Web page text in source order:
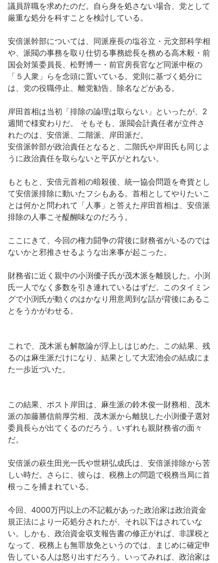
議員辞職を求めたのだ。自ら身を処さない場合、党として
厳重な処分を科すことを検討している。
安倍派幹部については、同派座長の塩谷立・元文部科学相
や、派閥の事務を取り仕切る事務総長を務める高木毅・前
国会対策委員長、松野博一・前官房長官など同派中枢の
「５人衆」らを念頭に置いている。党則に基づく処分に
は、党の役職停止、離党勧告、除名などがある。
岸田首相は当初「排除の論理は取らない」といったが、2
週間で様変わりだ。 そもそも、派閥会計責任者が立件さ
れたのは、安倍派、二階派、岸田派だ。
安倍派幹部が政治責任となると、二階氏や岸田氏も同じよ
うに政治責任を取らないと平仄がとれない。
もともと、安倍元首相の暗殺後、統一協会問題を奇貨とし
て安倍派排除に動いたフシもある。首相としてやりたいこ
とは何かと問われて「人事」と答えた岸田首相は、安倍派
排除の人事こそ醍醐味なのだろう。
ここにきて、今回の権力闘争の背後に財務省がいるのでは
ないかと邪推させるような出来事が起こった。
財務省に近く親中の小渕優子氏が茂木派を離脱した。小渕
氏一人でなく多数を引き連れているはずだ。このタイミン
グで小渕氏が動くのはかなり用意周到な話が背後にあるこ
とをうかがわせる。
これで、茂木派も解散論が浮上しはじめた。この結果、残
るのは麻生派だけになり、結果として大宏池会の結成にま
た一歩近づいた。
この結果、ポスト岸田は、麻生派の鈴木俊一財務相、茂木
派の加藤勝信前厚労相、茂木派から離脱した小渕優子選対
委員長らが出てくるのだろう。いずれも親財務省の面々
だ。
安倍派の萩生田光一氏や世耕弘成氏は、安倍派排除から苦
しい時だ。さらに、彼らは、税務上の問題で税務当局に首
根っこを捕まれている。
今回、4000万円以上の不記載があった政治家は政治資金
規正法により一応処分されたが、それ以下はされていな
い。しかも、政治資金収支報告書の修正がれば、非課税と
なって、税務上も無罪放免というのでは、まじめに確定申
告している人は怒り出すだろう。いってみれば、政治家は